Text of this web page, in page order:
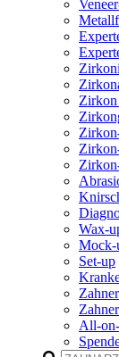
Wax-
Mock-
Set-up
All-